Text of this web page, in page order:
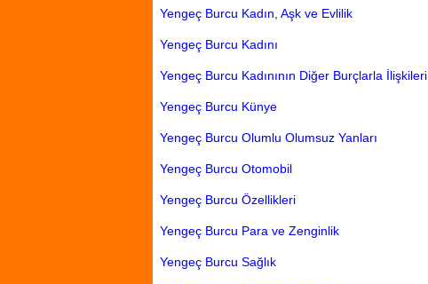
Yengeç Burcu Kadın, Aşk ve Evlilik
Yengeç Burcu Kadını
Yengeç Burcu Kadınının Diğer Burçlarla İlişkileri
Yengeç Burcu Künye
Yengeç Burcu Olumlu Olumsuz Yanları
Yengeç Burcu Otomobil
Yengeç Burcu Özellikleri
Yengeç Burcu Para ve Zenginlik
Yengeç Burcu Sağlık